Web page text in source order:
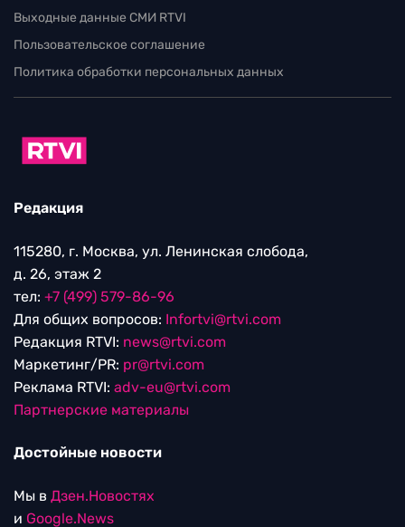
Выходные данные СМИ RTVI
Пользовательское соглашение
Политика обработки персональных данных
Редакция
115280, г. Москва, ул. Ленинская слобода,
д. 26, этаж 2
тел: +7 (499) 579-86-96
Для общих вопросов: Infortvi@rtvi.com
Редакция RTVI: news@rtvi.com
Маркетинг/PR: pr@rtvi.com
Реклама RTVI: adv-eu@rtvi.com
Партнерские материалы
Достойные новости
Мы в Дзен.Новостях
и Google.News